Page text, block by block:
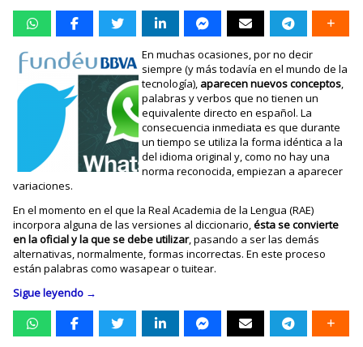
En muchas ocasiones, por no decir
siempre (y más todavía en el mundo de la
tecnología), aparecen nuevos conceptos,
palabras y verbos que no tienen un
equivalente directo en español. La
consecuencia inmediata es que durante
un tiempo se utiliza la forma idéntica a la
del idioma original y, como no hay una
norma reconocida, empiezan a aparecer
variaciones.
En el momento en el que la Real Academia de la Lengua (RAE)
incorpora alguna de las versiones al diccionario,ésta se convierte
en la oficial y la que se debe utilizar, pasando a ser las demás
alternativas, normalmente, formas incorrectas. En este proceso
están palabras como wasapear o tuitear.
Sigue leyendo →